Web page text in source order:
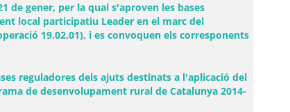
de gener, per la qual s'aproven les bases
local participatiu Leader en el marc del
19.02.01), i es convoquen els corresponents
reguladores dels ajuts destinats a l'aplicació del
de desenvolupament rural de Catalunya 2014-